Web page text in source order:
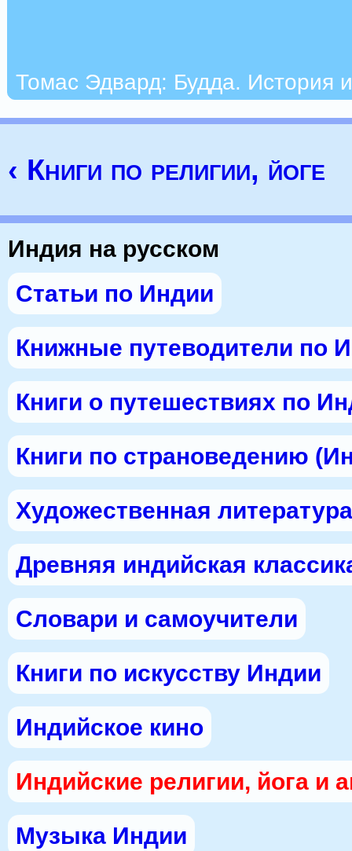
Томас Эдвард: Будда. История
‹ Книги по религии, йоге
Индия на русском
Статьи по Индии
Книжные путеводители по
Книги о путешествиях по
Книги по страноведению
Художественная
Древняя индийская
Словари и самоучители
Книги по искусству Индии
Индийское кино
Индийские религии, йога и
Музыка Индии